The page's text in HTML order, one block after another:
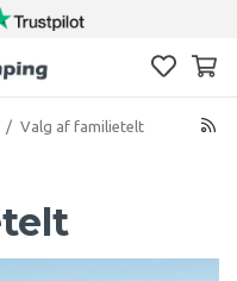
/ Valg af familietelt